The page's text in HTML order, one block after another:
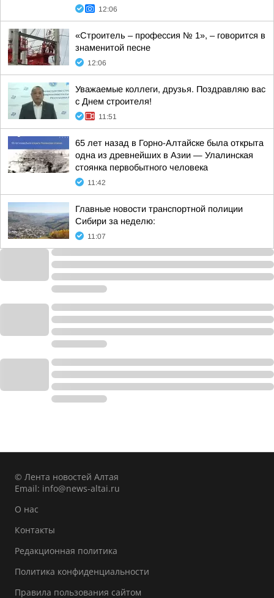
12:06
«Строитель – профессия № 1», – говорится в
знаменитой песне
12:06
Уважаемые коллеги, друзья. Поздравляю вас
с Днем строителя!
11:51
65 лет назад в Горно-Алтайске была открыта
одна из древнейших в Азии — Улалинская
стоянка первобытного человека
11:42
Главные новости транспортной полиции
Сибири за неделю:
11:07
© Лента новостей Алтая
Email: info@news-altai.ru
О нас
Контакты
Редакционная политика
Политика конфиденциальности
Правила пользования сайтом